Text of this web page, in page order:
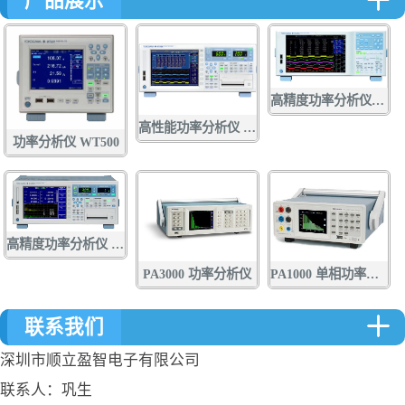
功率分析仪 WT500
高性能功率分析仪 WT1800E系列
高精度功率分析仪WT5000
高精度功率分析仪 WT3000E
PA3000 功率分析仪 PA1000 单相功率分析仪
联系我们
深圳市顺立盈智电子有限公司
联系人：巩生